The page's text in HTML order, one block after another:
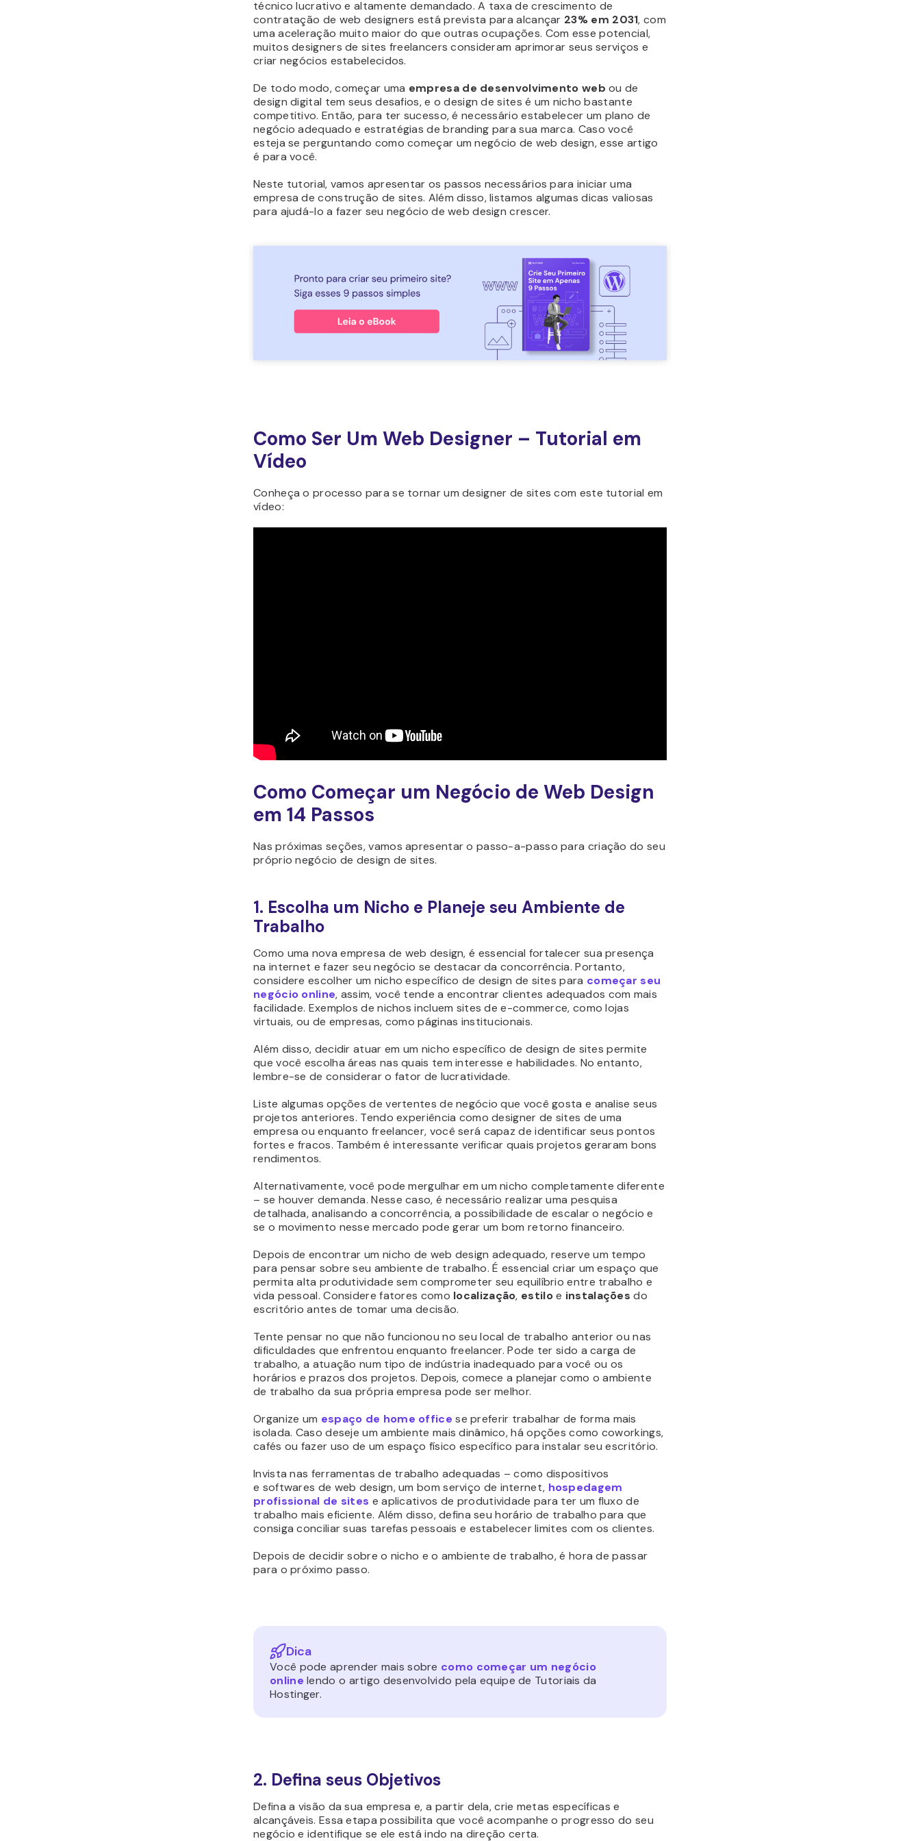
técnico lucrativo e altamente demandado. A taxa de crescimento de
contratação de web designers está prevista para alcançar 23% em 2031, com
uma aceleração muito maior do que outras ocupações. Com esse potencial,
muitos designers de sites freelancers consideram aprimorar seus serviços e
criar negócios estabelecidos.
De todo modo, começar uma empresa de desenvolvimento web ou de
design digital tem seus desafios, e o design de sites é um nicho bastante
competitivo. Então, para ter sucesso, é necessário estabelecer um plano de
negócio adequado e estratégias de branding para sua marca. Caso você
esteja se perguntando como começar um negócio de web design, esse artigo
é para você.
Neste tutorial, vamos apresentar os passos necessários para iniciar uma
empresa de construção de sites. Além disso, listamos algumas dicas valiosas
para ajudá-lo a fazer seu negócio de web design crescer.
Como Ser Um Web Designer – Tutorial em
Vídeo
Conheça o processo para se tornar um designer de sites com este tutorial em
vídeo:
Como Começar um Negócio de Web Design
em 14 Passos
Nas próximas seções, vamos apresentar o passo-a-passo para criação do seu
próprio negócio de design de sites.
1. Escolha um Nicho e Planeje seu Ambiente de
Trabalho
Como uma nova empresa de web design, é essencial fortalecer sua presença
na internet e fazer seu negócio se destacar da concorrência. Portanto,
considere escolher um nicho específico de design de sites para começar seu
negócio online, assim, você tende a encontrar clientes adequados com mais
facilidade. Exemplos de nichos incluem sites de e-commerce, como lojas
virtuais, ou de empresas, como páginas institucionais.
Além disso, decidir atuar em um nicho específico de design de sites permite
que você escolha áreas nas quais tem interesse e habilidades. No entanto,
lembre-se de considerar o fator de lucratividade.
Liste algumas opções de vertentes de negócio que você gosta e analise seus
projetos anteriores. Tendo experiência como designer de sites de uma
empresa ou enquanto freelancer, você será capaz de identificar seus pontos
fortes e fracos. Também é interessante verificar quais projetos geraram bons
rendimentos.
Alternativamente, você pode mergulhar em um nicho completamente diferente
– se houver demanda. Nesse caso, é necessário realizar uma pesquisa
detalhada, analisando a concorrência, a possibilidade de escalar o negócio e
se o movimento nesse mercado pode gerar um bom retorno financeiro.
Depois de encontrar um nicho de web design adequado, reserve um tempo
para pensar sobre seu ambiente de trabalho. É essencial criar um espaço que
permita alta produtividade sem comprometer seu equilíbrio entre trabalho e
vida pessoal. Considere fatores como localização, estiloe instalaçõesdo
escritório antes de tomar uma decisão.
Tente pensar no que não funcionou no seu local de trabalho anterior ou nas
dificuldades que enfrentou enquanto freelancer. Pode ter sido a carga de
trabalho, a atuação num tipo de indústria inadequado para você ou os
horários e prazos dos projetos. Depois, comece a planejar como o ambiente
de trabalho da sua própria empresa pode ser melhor.
Organize um espaço de home office se preferir trabalhar de forma mais
isolada. Caso deseje um ambiente mais dinâmico, há opções como coworkings,
cafés ou fazer uso de um espaço físico específico para instalar seu escritório.
Invista nas ferramentas de trabalho adequadas – como dispositivos
e softwares de web design, um bom serviço de internet, hospedagem
profissional de sites e aplicativos de produtividade para ter um fluxo de
trabalho mais eficiente. Além disso, defina seu horário de trabalho para que
consiga conciliar suas tarefas pessoais e estabelecer limites com os clientes.
Depois de decidir sobre o nicho e o ambiente de trabalho, é hora de passar
para o próximo passo.
Dica
Você pode aprender mais sobre como começar um negócio
online lendo o artigo desenvolvido pela equipe de Tutoriais da
Hostinger.
2. Defina seus Objetivos
Defina a visão da sua empresa e, a partir dela, crie metas específicas e
alcançáveis. Essa etapa possibilita que você acompanhe o progresso do seu
negócio e identifique se ele está indo na direção certa.